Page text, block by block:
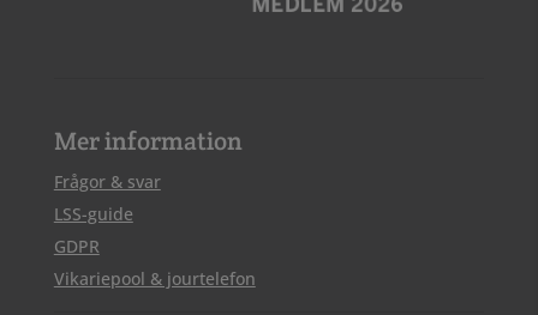
Mer information
Frågor & svar
LSS-guide
GDPR
Vikariepool & jourtelefon